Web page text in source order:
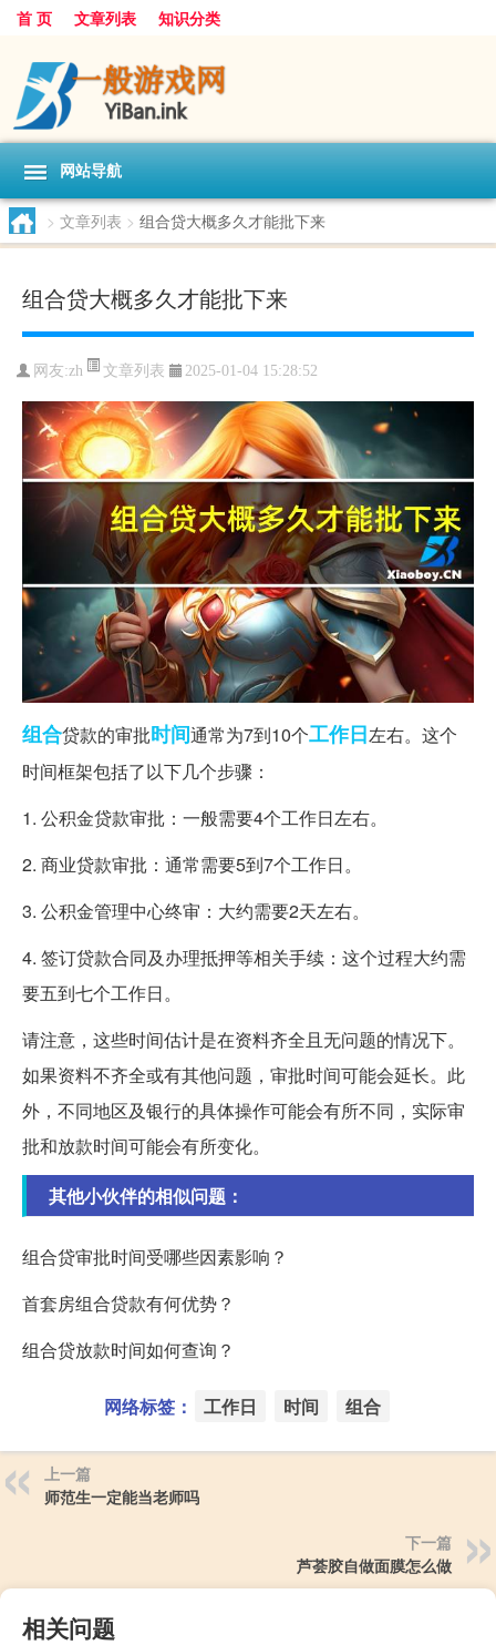
首 页 文章列表 知识分类
网站导航
> 文章列表 > 组合贷大概多久才能批下来
组合贷大概多久才能批下来
网友:zh 文章列表 2025-01-04 15:28:52
组合贷款的审批时间通常为7到10个工作日左右。这个
时间框架包括了以下几个步骤：
1. 公积金贷款审批：一般需要4个工作日左右。
2. 商业贷款审批：通常需要5到7个工作日。
3. 公积金管理中心终审：大约需要2天左右。
4. 签订贷款合同及办理抵押等相关手续：这个过程大约需
要五到七个工作日。
请注意，这些时间估计是在资料齐全且无问题的情况下。
如果资料不齐全或有其他问题，审批时间可能会延长。此
外，不同地区及银行的具体操作可能会有所不同，实际审
批和放款时间可能会有所变化。
其他小伙伴的相似问题：
组合贷审批时间受哪些因素影响？
首套房组合贷款有何优势？
组合贷放款时间如何查询？
网络标签： 工作日 时间 组合
上一篇
师范生一定能当老师吗
下一篇
芦荟胶自做面膜怎么做
相关问题